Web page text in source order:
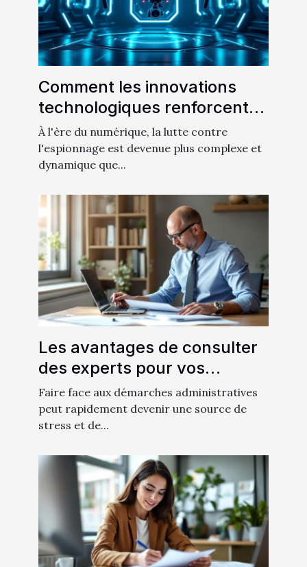
Comment les innovations
technologiques renforcent-
elles la détection
d'espionnage ?
À l'ère du numérique, la lutte contre
l'espionnage est devenue plus complexe et
dynamique que...
Les avantages de consulter
des experts pour vos
démarches administratives
Faire face aux démarches administratives
peut rapidement devenir une source de
stress et de...